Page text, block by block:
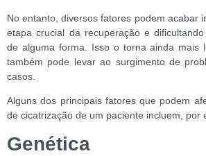
No entanto, diversos fatores podem acabar
etapa crucial da recuperação e
de alguma forma. Isso o torna ainda mais
também pode levar ao surgimento de
casos.
Alguns dos principais fatores que podem
de cicatrização de um paciente incluem, por
Genética